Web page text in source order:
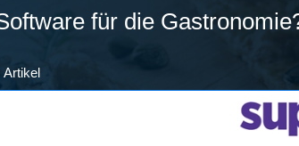
für die
Artikel